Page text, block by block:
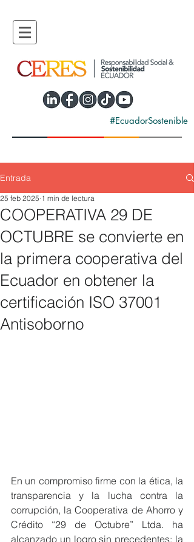
#EcuadorSostenible
Entrada
COOPERATIVA 29 DE
OCTUBRE se convierte en
la primera cooperativa del
Ecuador en obtener la
certificación ISO 37001
Antisoborno
25 feb 2025 1 min de lectura
En un compromiso firme con la ética, la
transparencia y la lucha contra la
corrupción, la Cooperativa de Ahorro y
Crédito “29 de Octubre” Ltda. ha
alcanzado un logro sin precedentes: la